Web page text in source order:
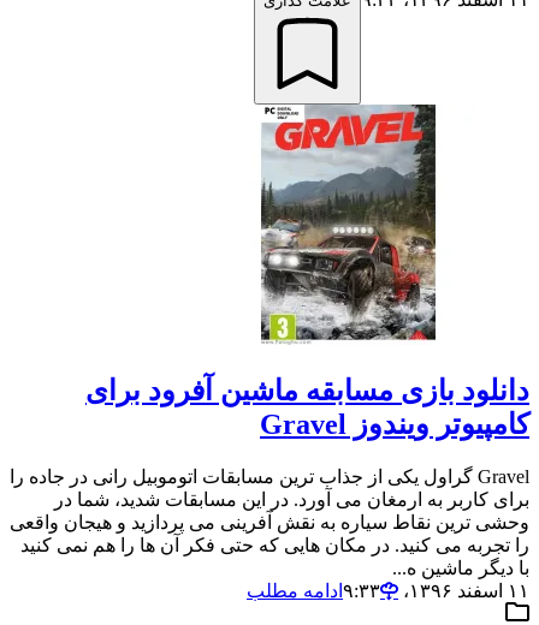
دانلود بازی مسابقه ماشین آفرود برای
کامپیوتر ویندوز Gravel
Gravel گراول یکی از جذاب ترین مسابقات اتوموبیل رانی در جاده را
برای کاربر به ارمغان می آورد. در این مسابقات شدید، شما در
وحشی ترین نقاط سیاره به نقش آفرینی می پردازید و هیجان واقعی
را تجربه می کنید. در مکان هایی که حتی فکر آن ها را هم نمی کنید
با دیگر ماشین ه...
۱۱ اسفند ۱۳۹۶،‏ ۹:۳۳
ادامه مطلب